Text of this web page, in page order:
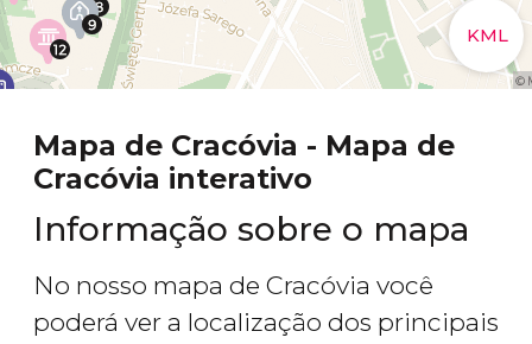
Mapa de Cracóvia - Mapa de
Cracóvia interativo
Informação sobre o mapa
No nosso mapa de Cracóvia você
poderá ver a localização dos principais